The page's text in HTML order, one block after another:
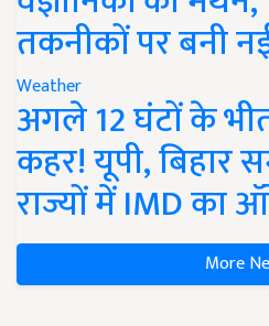
तकनीकों पर बनी
Weather
अगले 12 घंटों के
कहर! यूपी, बिहार
राज्यों में IMD का
More